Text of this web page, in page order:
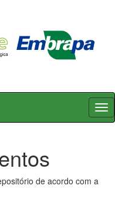
de acordo com a